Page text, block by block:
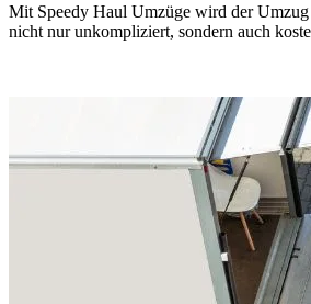
Mit Speedy Haul Umzüge wird der
nicht nur unkompliziert, sondern auch